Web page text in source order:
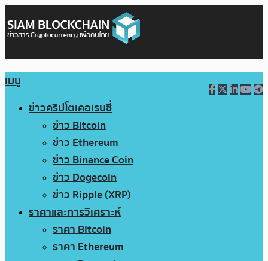
เมนู
ข่าวคริปโตเคอเรนซี่
ข่าว Bitcoin
ข่าว Ethereum
ข่าว Binance Coin
ข่าว Dogecoin
ข่าว Ripple (XRP)
ราคาและการวิเคราะห์
ราคา Bitcoin
ราคา Ethereum